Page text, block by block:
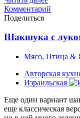
Комментарий
Поделиться
Шакшука с
Мясо, Птица &
Авторская
Израильская
Еще один вариант
еще классическая